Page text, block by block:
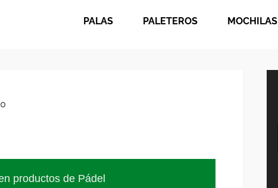
PALAS PALETEROS MOCHILAS
productos de Pádel